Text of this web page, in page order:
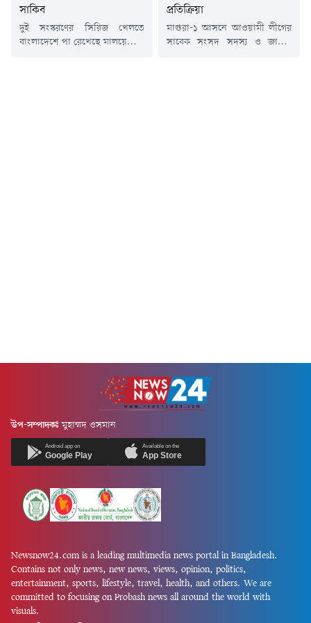
সাকিব
দুই সংস্করণের সিরিজ খেলতে
বাংলাদেশে পা রেখেছে মালয়েশিয়া
প্রতিক্রিয়া
মাগুরা-১ আসনে আওয়ামী লীগের
সাবেক সংসদ সদস্য ও জাতীয়
উপ-সম্পাদকঃ মুহাম্মদ ওসমান
Android app on
Google Play
Available on the
App Store
Newsnow24.com is a leading multimedia news portal in Bangladesh.
Contains not only news, new news, views, opinion, politics,
entertainment, sports, lifestyle, travel, health, and others. We are
committed to focusing on Probash news all around the world with
visuals.